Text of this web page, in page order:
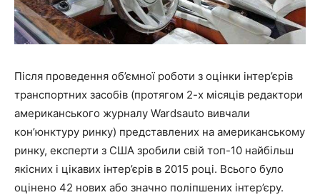
Після проведення об’ємної роботи з оцінки інтер’єрів
транспортних засобів (протягом 2-х місяців редактори
американського журналу Wardsauto вивчали
кон’юнктуру ринку) представлених на американському
ринку, експерти з США зробили свій топ-10 найбільш
якісних і цікавих інтер’єрів в 2015 році. Всього було
оцінено 42 нових або значно поліпшених інтер’єру.